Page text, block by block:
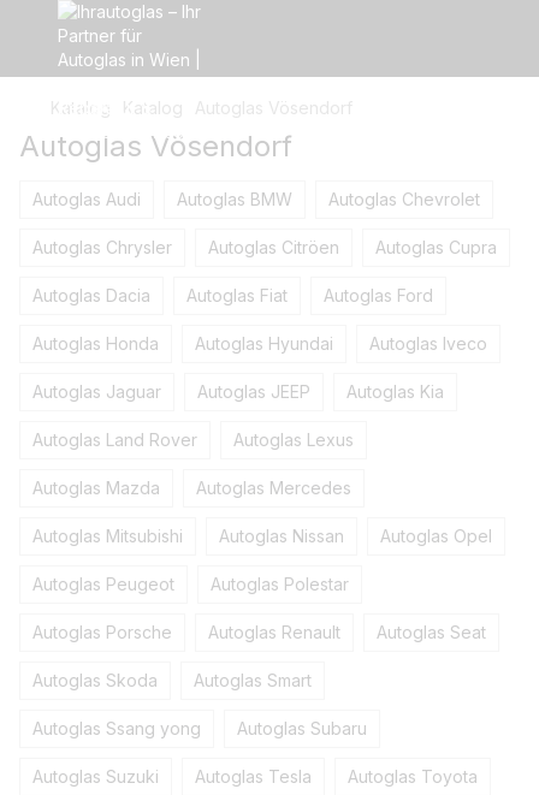
Katalog Katalog Autoglas Vösendorf
Autoglas Vösendorf
Autoglas Audi Autoglas BMW Autoglas Chevrolet
Autoglas Сhrysler Autoglas Citröen Autoglas Cupra
Autoglas Dacia Autoglas Fiat Autoglas Ford
Autoglas Honda Autoglas Hyundai Autoglas Iveco
Autoglas Jaguar Autoglas JEEP Autoglas Kia
Autoglas Land Rover Autoglas Lexus
Autoglas Mazda Autoglas Mercedes
Autoglas Mitsubishi Autoglas Nissan Autoglas Opel
Autoglas Peugeot Autoglas Polestar
Autoglas Porsche Autoglas Renault Autoglas Seat
Autoglas Skoda Autoglas Smart
Autoglas Ssang yong Autoglas Subaru
Autoglas Suzuki Autoglas Tesla Autoglas Toyota